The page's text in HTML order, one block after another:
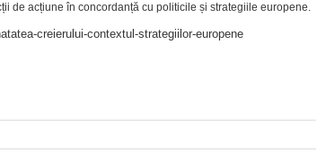
de acțiune în concordanță cu politicile și strategiile europene.
creierului-contextul-strategiilor-europene